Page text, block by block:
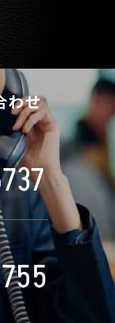
わせ